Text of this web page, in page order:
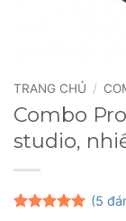
TRANG CHỦ /
Combo
studio,
(5